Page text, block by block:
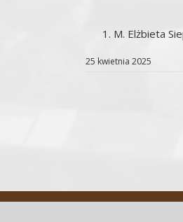
M. Elżbieta
25 kwietnia 2025